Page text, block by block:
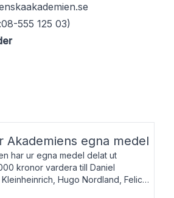
555 125 03)
Akademiens egna medel
har ur egna medel delat ut
kronor vardera till Daniel
Hugo Nordland, Felicia
Strandberg. Daniel Boyacioglu,